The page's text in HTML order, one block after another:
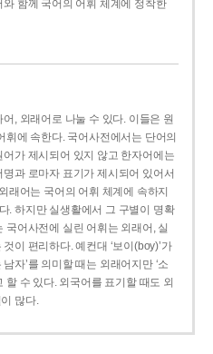
함께 국어의 어휘 체계에 정착한
, 외래어로 나눌 수 있다. 이들은 원
휘에 속한다. 국어사전에서는 단어의
가 제시되어 있지 않고 한자어에는
과 로마자 표기가 제시되어 있어서
래어는 국어의 어휘 체계에 속하지
. 하지만 실생활에서 그 구별이 명확
어사전에 실린 어휘는 외래어, 실
이 편리하다. 예컨대 ‘보이(boy)’가
자’를 의미할 때는 외래어지만 ‘소
할 수 있다. 외국어를 표기할 때도 외
많다.